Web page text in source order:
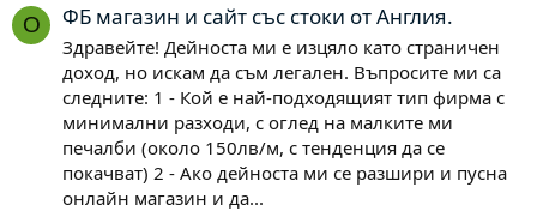
O ФБ магазин и сайт със стоки от Англия.
Здравейте! Дейноста ми е изцяло като страничен
доход, но искам да съм легален. Въпросите ми са
следните: 1 - Кой е най-подходящият тип фирма с
минимални разходи, с оглед на малките ми
печалби (около 150лв/м, с тенденция да се
покачват) 2 - Ако дейноста ми се разшири и пусна
онлайн магазин и да...